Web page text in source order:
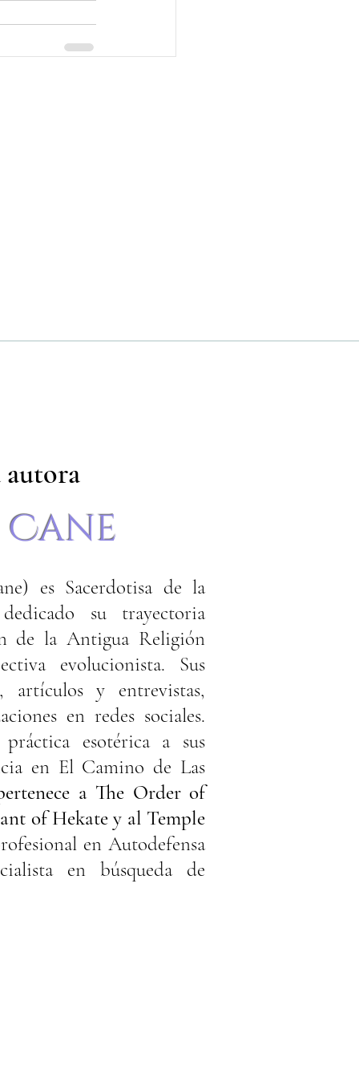
autora
es Sacerdotisa de la
su trayectoria
de la Antigua Religión
evolucionista. Sus
artículos y entrevistas,
en redes sociales.
esotérica a sus
en El Camino de Las
a The Order of
of Hekate y al Temple
en Autodefensa
en búsqueda de